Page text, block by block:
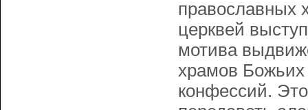
православных
церквей
мотива
храмов Божьих
конфессий.